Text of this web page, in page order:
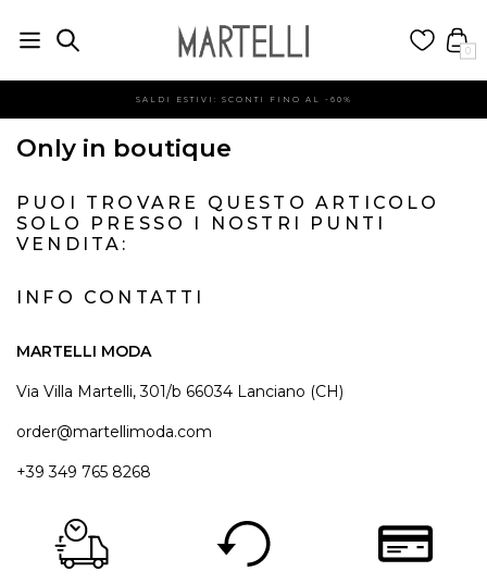
0
SALDI ESTIVI: SCONTI FINO AL -60%
Only in boutique
PUOI TROVARE QUESTO ARTICOLO
SOLO PRESSO I NOSTRI PUNTI
VENDITA:
INFO CONTATTI
MARTELLI MODA
Via Villa Martelli, 301/b 66034 Lanciano (CH)
order@martellimoda.com
+39 349 765 8268